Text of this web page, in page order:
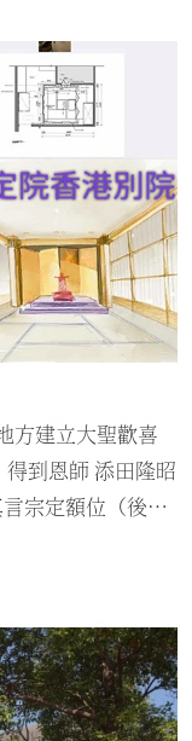
宅僧」的出現，
關連。香港新
博士鄧家宙指
方也有新的演
國歷史文化所影
國，在佛教中稱
」有所不同。而
人多不勝數，當
中，希望可以受
的僧人，他們
，就如道教的
正式的分野。
鈎，因此這條
份，至於他們的
人日
方建立大聖歡喜
宗定額位（後七
油供 。 恩師
不慧 真華 至誠謹
之心。 現正